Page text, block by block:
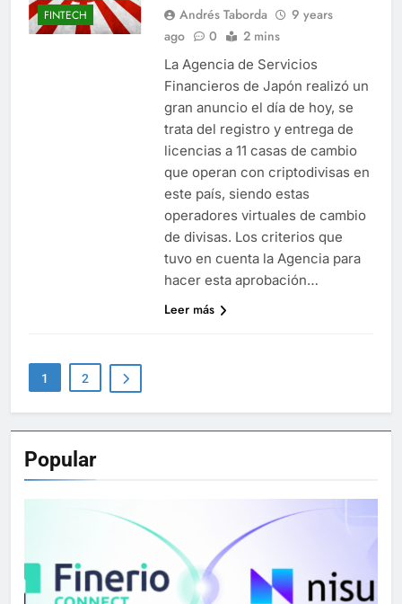
FINTECH
Andrés Taborda
9 years
ago
0 2 mins
La Agencia de Servicios
Financieros de Japón realizó un
gran anuncio el día de hoy, se
trata del registro y entrega de
licencias a 11 casas de cambio
que operan con criptodivisas en
este país, siendo estas
operadores virtuales de cambio
de divisas. Los criterios que
tuvo en cuenta la Agencia para
hacer esta aprobación…
Leer más
1 2
Popular